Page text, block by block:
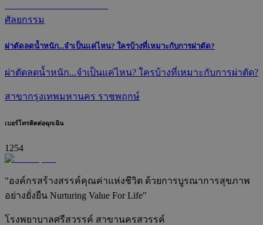
ศัลยกรรม
ผ่าตัดลดน้ำหนัก...จำเป็นแค่ไหน? ใครบ้างที่เหมาะกับการผ่าตัด?
ผ่าตัดลดน้ำหนัก...จำเป็นแค่ไหน? ใครบ้างที่เหมาะกับการผ่าตัด?
สาขากรุงเทพมหานคร ราชพฤกษ์
เบอร์โทรติดต่อฉุกเฉิน
1254
"องค์กรสร้างสรรค์คุณค่าแห่งชีวิต ด้วยการบูรณาการสุขภาพ
อย่างยั่งยืน Nurturing Value For Life"
โรงพยาบาลศรีสวรรค์ สาขานครสวรรค์